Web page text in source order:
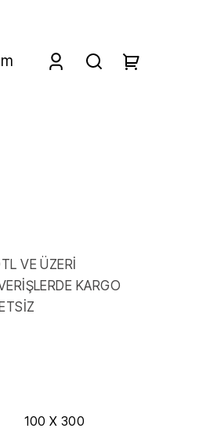
VE ÜZERİ
KARGO
100 X 300